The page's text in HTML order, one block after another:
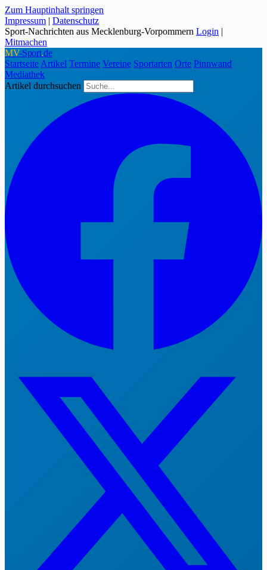
Zum Hauptinhalt springen
Impressum | Datenschutz
Sport-Nachrichten aus Mecklenburg-Vorpommern Login |
Mitmachen
MV-Sport.de
Startseite Artikel Termine Vereine Sportarten Orte Pinnwand
Mediathek
Artikel durchsuchen